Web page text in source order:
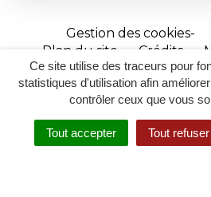
Ce site utilise des traceurs pour
statistiques d'utilisation afin
contrôler ceux que vous
Tout accepter Tout refuser
RECHERCHER
Gestion des cookies
Plan du site
Crédits
Site
réalisé
par
Inovagora